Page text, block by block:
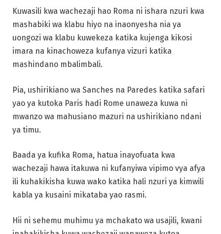
Kuwasili kwa wachezaji hao Roma ni ishara nzuri kwa
mashabiki wa klabu hiyo na inaonyesha nia ya
uongozi wa klabu kuwekeza katika kujenga kikosi
imara na kinachoweza kufanya vizuri katika
mashindano mbalimbali.
Pia, ushirikiano wa Sanches na Paredes katika safari
yao ya kutoka Paris hadi Rome unaweza kuwa ni
mwanzo wa mahusiano mazuri na ushirikiano ndani
ya timu.
Baada ya kufika Roma, hatua inayofuata kwa
wachezaji hawa itakuwa ni kufanyiwa vipimo vya afya
ili kuhakikisha kuwa wako katika hali nzuri ya kimwili
kabla ya kusaini mikataba yao rasmi.
Hii ni sehemu muhimu ya mchakato wa usajili, kwani